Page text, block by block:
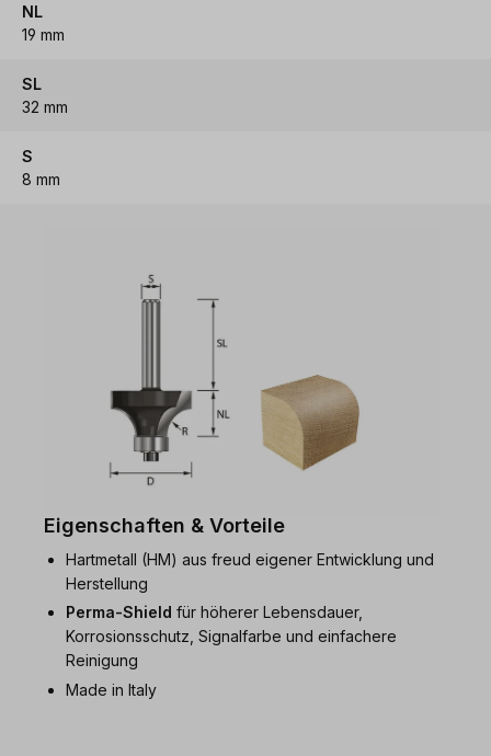
NL
19 mm
SL
32 mm
S
8 mm
Eigenschaften & Vorteile
Hartmetall (HM) aus freud eigener Entwicklung und
Herstellung
Perma-Shield für höherer Lebensdauer,
Korrosionsschutz, Signalfarbe und einfachere
Reinigung
Made in Italy